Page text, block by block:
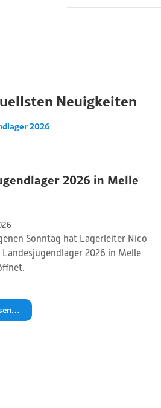
Neuigkeiten
2026
2026 in Melle
Sonntag hat Lagerleiter Nico
Landesjugendlager 2026 in Melle